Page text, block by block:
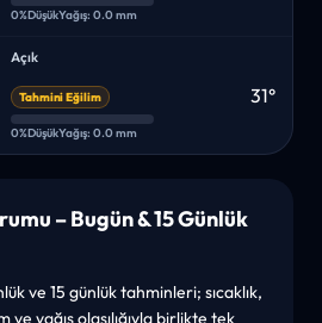
0%DüşükYağış: 0.0 mm
Açık
Tahmini Eğilim
0%DüşükYağış: 0.0 mm
31°
– Bugün & 15 Günlük
ve 15 günlük tahminleri; sıcaklık,
yağış olasılığıyla birlikte tek